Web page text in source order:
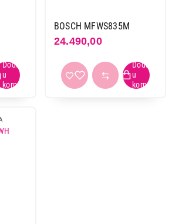
BOSCH MFWS835M
24.490,00